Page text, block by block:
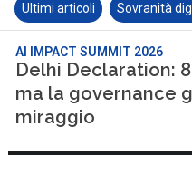
Ultimi articoli Sovranità
AI IMPACT SUMMIT 2026
Delhi Declaration:
ma la governance
miraggio